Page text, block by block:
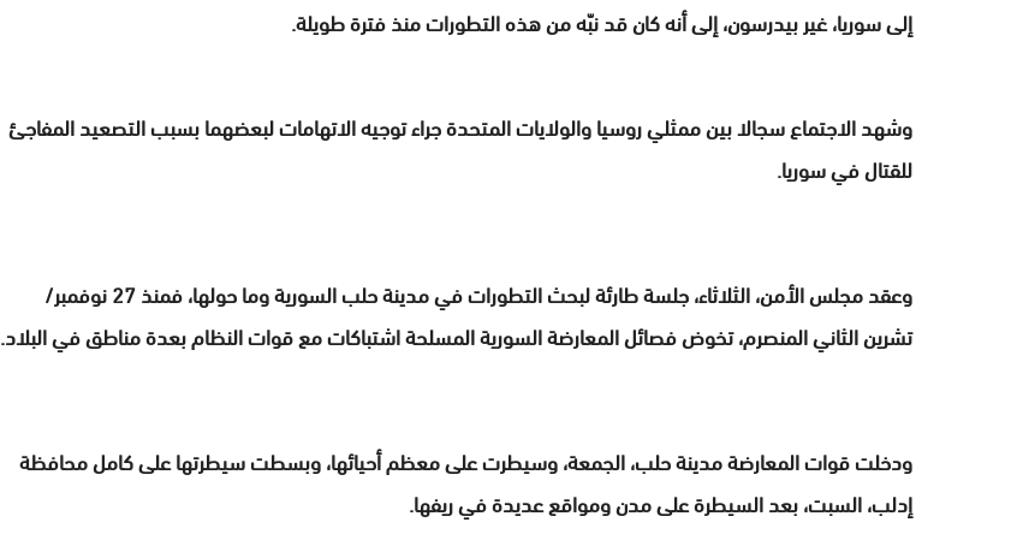
إلى سوريا، غير بيدرسون، إلى أنه كان قد نبّه من هذه التطورات منذ فترة طويلة.
وشهد الاجتماع سجالا بين ممثلي روسيا والولايات المتحدة جراء توجيه الاتهامات لبعضهما بسبب التصعيد المفاجئ
للقتال في سوريا.
وعقد مجلس الأمن، الثلاثاء، جلسة طارئة لبحث التطورات في مدينة حلب السورية وما حولها، فمنذ 27 نوفمبر/
تشرين الثاني المنصرم، تخوض فصائل المعارضة السورية المسلحة اشتباكات مع قوات النظام بعدة مناطق في البلاد.
ودخلت قوات المعارضة مدينة حلب، الجمعة، وسيطرت على معظم أحيائها، وبسطت سيطرتها على كامل محافظة
إدلب، السبت، بعد السيطرة على مدن ومواقع عديدة في ريفها.